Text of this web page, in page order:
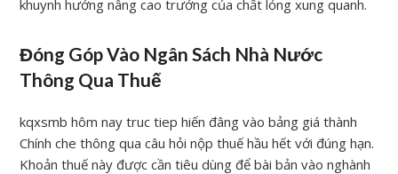
khuynh hướng nâng cao trưởng của chất lỏng xung quanh.
Đóng Góp Vào Ngân Sách Nhà Nước
Thông Qua Thuế
kqxsmb hôm nay truc tiep hiến đâng vào bảng giá thành
Chính che thông qua câu hỏi nộp thuế hầu hết với đúng hạn.
Khoản thuế này được cần tiêu dùng để bài bản vào nghành